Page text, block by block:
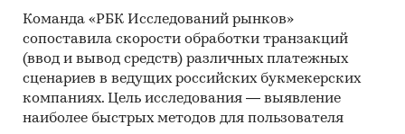
Команда «РБК Исследований рынков»
сопоставила скорости обработки транзакций
(ввод и вывод средств) различных платежных
сценариев в ведущих российских букмекерских
компаниях. Цель исследования — выявление
наиболее быстрых методов для пользователя